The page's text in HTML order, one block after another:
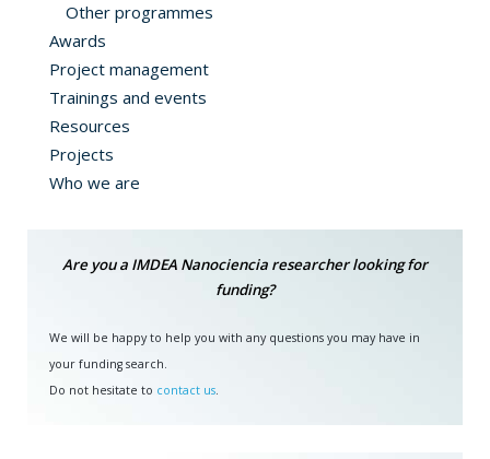
Other programmes
Awards
Project management
Trainings and events
Resources
Projects
Who we are
Are you a IMDEA Nanociencia researcher looking for
funding?
We will be happy to help you with any questions you may have in
your funding search.
Do not hesitate to contact us.